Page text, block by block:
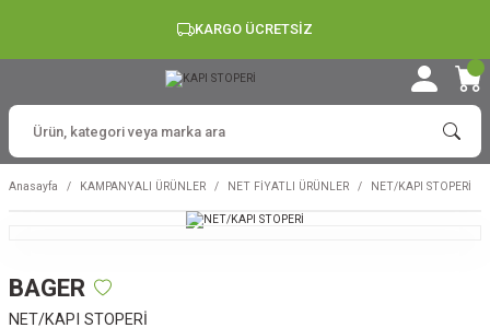
KARGO ÜCRETSİZ
Anasayfa KAMPANYALI ÜRÜNLER NET FİYATLI ÜRÜNLER NET/KAPI STOPERİ
BAGER
NET/KAPI STOPERİ